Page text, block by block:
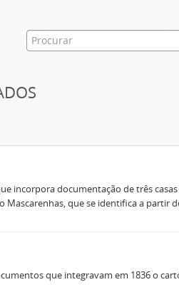
incorpora documentação de três
que se identifica a partir
que integravam em 1836 o